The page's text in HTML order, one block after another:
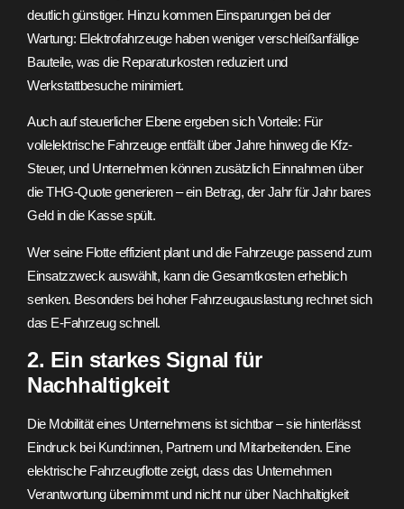
deutlich günstiger. Hinzu kommen Einsparungen bei der
Wartung: Elektrofahrzeuge haben weniger verschleißanfällige
Bauteile, was die Reparaturkosten reduziert und
Werkstattbesuche minimiert.
Auch auf steuerlicher Ebene ergeben sich Vorteile: Für
vollelektrische Fahrzeuge entfällt über Jahre hinweg die Kfz-
Steuer, und Unternehmen können zusätzlich Einnahmen über
die THG-Quote generieren – ein Betrag, der Jahr für Jahr bares
Geld in die Kasse spült.
Wer seine Flotte effizient plant und die Fahrzeuge passend zum
Einsatzzweck auswählt, kann die Gesamtkosten erheblich
senken. Besonders bei hoher Fahrzeugauslastung rechnet sich
das E-Fahrzeug schnell.
2. Ein starkes Signal für
Nachhaltigkeit
Die Mobilität eines Unternehmens ist sichtbar – sie hinterlässt
Eindruck bei Kund:innen, Partnern und Mitarbeitenden. Eine
elektrische Fahrzeugflotte zeigt, dass das Unternehmen
Verantwortung übernimmt und nicht nur über Nachhaltigkeit